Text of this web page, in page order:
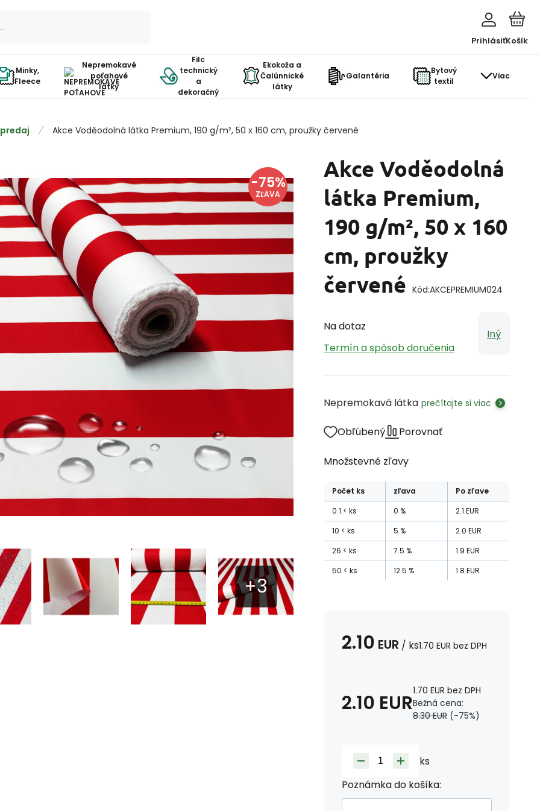
PrihlásiťKošík
Minky,
Fleece
Nepremokavé
poťahové
látky
Filc
technický
a
dekoračný
Ekokoža a
Čalúnnické
látky
Galantéria
Bytový
textil
Viac
Akce Voděodolná látka Premium, 190 g/m², 50 x 160 cm, proužky červené
-75%
ZĽAVA
Akce Voděodolná
látka Premium,
190 g/m², 50 x 160
cm, proužky
červené Kód:AKCEPREMIUM024
Na dotaz
Termín a spôsob doručenia
Iný
Nepremokavá látka prečítajte si viac
Obľúbený Porovnať
Množstevné zľavy
Počet ks zľava
Po zľave
0.1
ks 0 % 2.1 EUR
10
ks 5 % 2.0 EUR
26
ks 7.5 % 1.9 EUR
50
ks 12.5 % 1.8 EUR
2.10 EUR / ks1.70 EUR bez DPH
2.10 EUR1.70 EUR bez DPH
Bežná cena:
8.30 EUR (-75%)
ks
Poznámka do košíka: